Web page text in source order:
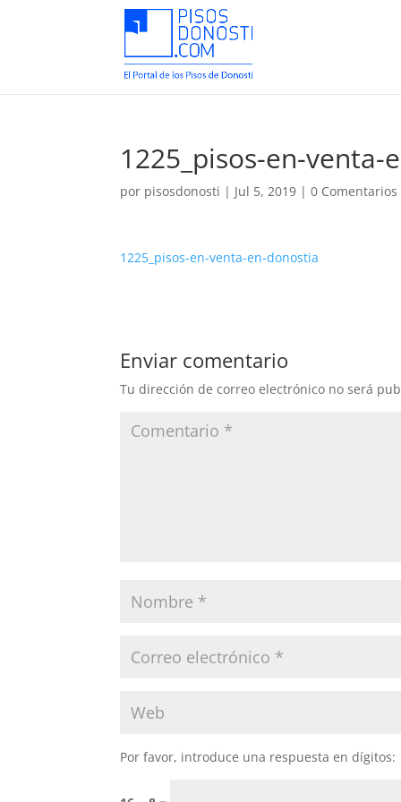
1225_pisos-en-venta-
por pisosdonosti | Jul 5, 2019 |0 Comentarios
1225_pisos-en-venta-en-donostia
Enviar comentario
Tu dirección de correo electrónico no será
Por favor, introduce una respuesta en dígitos: